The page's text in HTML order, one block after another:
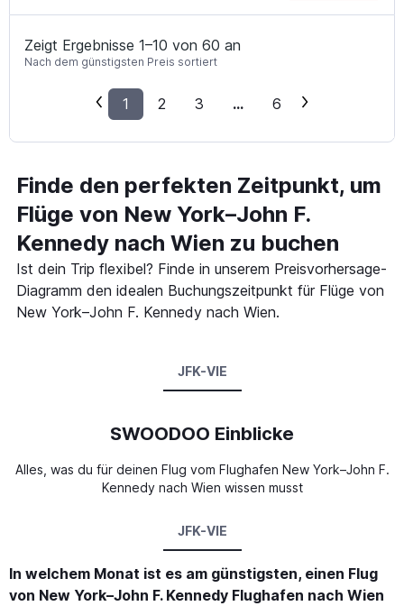
Zeigt Ergebnisse 1–10 von 60 an
Nach dem günstigsten Preis sortiert
1 2 3 ... 6
Finde den perfekten Zeitpunkt, um
Flüge von New York–John F.
Kennedy nach Wien zu buchen
Ist dein Trip flexibel? Finde in unserem Preisvorhersage-
Diagramm den idealen Buchungszeitpunkt für Flüge von
New York–John F. Kennedy nach Wien.
JFK-VIE
SWOODOO Einblicke
Alles, was du für deinen Flug vom Flughafen New York–John F.
Kennedy nach Wien wissen musst
JFK-VIE
In welchem Monat ist es am günstigsten, einen Flug
von New York–John F. Kennedy Flughafen nach Wien